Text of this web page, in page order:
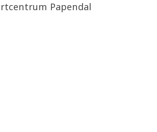
Papendal